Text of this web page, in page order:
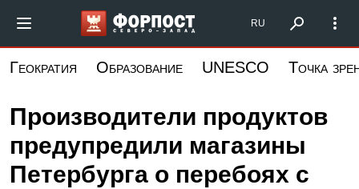
основному
Форпост Северо-Запад
RU
Геократия Образование UNESCO Точка
Производители продуктов
предупредили магазины
Петербурга о перебоях с